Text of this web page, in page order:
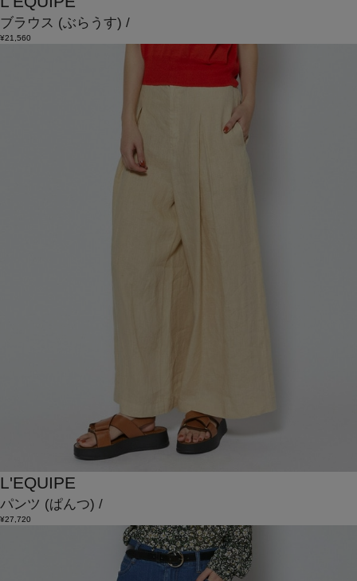
ブラウス (ぶらうす) /
¥21,560
L'EQUIPE
パンツ (ぱんつ) /
¥27,720